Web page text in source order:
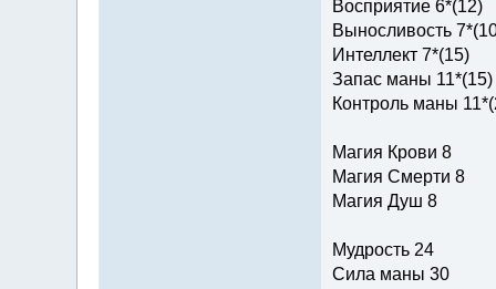
Восприятие 6*(12)
Выносливость
Интеллект 7*(15)
Запас маны 11*(15)
Контроль маны
Магия Крови 8
Магия Смерти 8
Магия Душ 8
Мудрость 24
Сила маны 30